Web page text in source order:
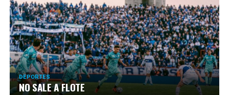
DEPORTES
NO SALE A FLOTE